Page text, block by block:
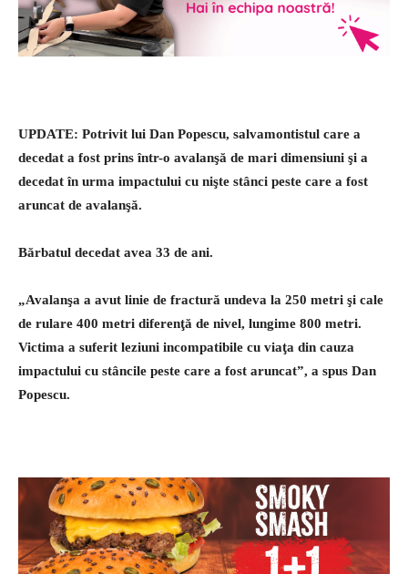
UPDATE: Potrivit lui Dan Popescu, salvamontistul care a
decedat a fost prins într-o avalanşă de mari dimensiuni şi a
decedat în urma impactului cu nişte stânci peste care a fost
aruncat de avalanşă.
Bărbatul decedat avea 33 de ani.
„Avalanşa a avut linie de fractură undeva la 250 metri şi cale
de rulare 400 metri diferenţă de nivel, lungime 800 metri.
Victima a suferit leziuni incompatibile cu viaţa din cauza
impactului cu stâncile peste care a fost aruncat”, a spus Dan
Popescu.